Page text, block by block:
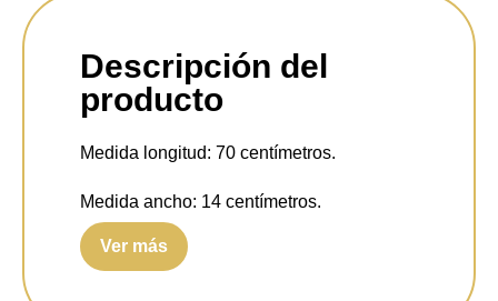
Descripción del
producto
Medida longitud: 70 centímetros.
Medida ancho: 14 centímetros.
Medida alto: 110 centímetros.
Ver más